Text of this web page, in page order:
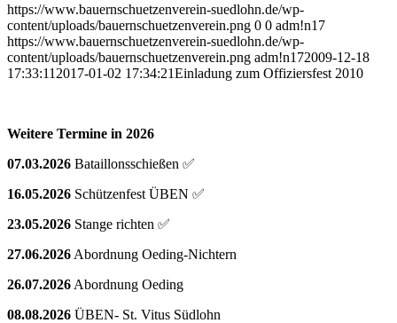
https://www.bauernschuetzenverein-suedlohn.de/wp-
content/uploads/bauernschuetzenverein.png 0 0 adm!n17
https://www.bauernschuetzenverein-suedlohn.de/wp-
content/uploads/bauernschuetzenverein.png adm!n172009-12-18
17:33:11 2017-01-02 17:34:21Einladung zum Offiziersfest 2010
Weitere Termine in 2026
07.03.2026 Bataillonsschießen ✅
16.05.2026 Schützenfest ÜBEN ✅
23.05.2026 Stange richten ✅
27.06.2026 Abordnung Oeding-Nichtern
26.07.2026 Abordnung Oeding
08.08.2026 ÜBEN- St. Vitus Südlohn